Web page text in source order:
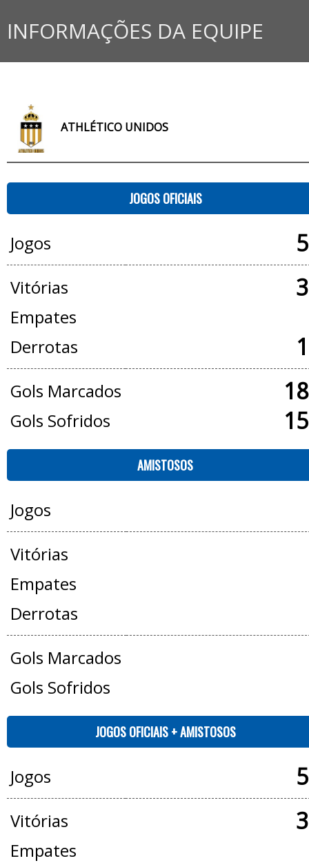
INFORMAÇÕES DA EQUIPE
ATHLÉTICO UNIDOS
JOGOS OFICIAIS
Jogos
Vitórias
Empates
Derrotas
Gols Marcados
Gols Sofridos
AMISTOSOS
Jogos
Vitórias
Empates
Derrotas
Gols Marcados
Gols Sofridos
JOGOS OFICIAIS + AMISTOSOS
Jogos
Vitórias
Empates